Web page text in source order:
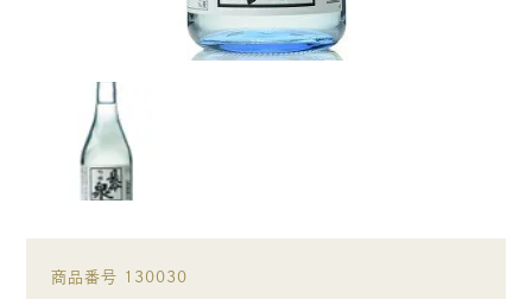
商品番号 130030